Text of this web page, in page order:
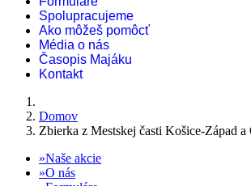
Spolupracujeme
Ako môžeš pomôcť
Média o nás
Časopis Majáku
Kontakt
Domov
Zbierka z Mestskej časti Košice-Západ
Naše akcie
O nás